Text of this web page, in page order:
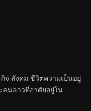
จ สังคม ชีวิตความเป็นอยู่
นลาวที่อาศัยอยู่ใน